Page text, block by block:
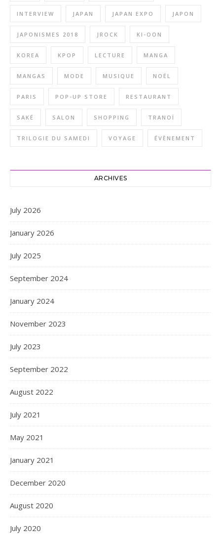
INTERVIEW JAPAN JAPAN EXPO JAPON
JAPONISMES 2018 JROCK KI-OON
KOREA KPOP LECTURE MANGA
MANGAS MODE MUSIQUE NOËL
PARIS POP-UP STORE RESTAURANT
SAKÉ SALON SHOPPING TRANOÏ
TRILOGIE DU SAMEDI VOYAGE ÉVÈNEMENT
ARCHIVES
July 2026
January 2026
July 2025
September 2024
January 2024
November 2023
July 2023
September 2022
August 2022
July 2021
May 2021
January 2021
December 2020
August 2020
July 2020